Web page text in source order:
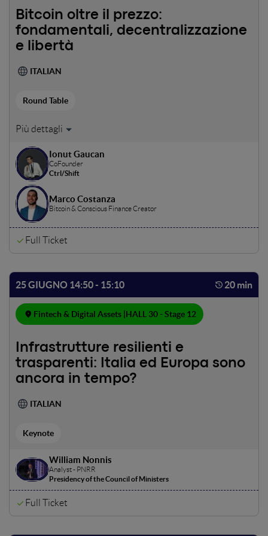
Bitcoin oltre il prezzo:
fondamentali, decentralizzazione
e libertà
ITALIAN
Round Table
Un panel per tornare ai principi di Bitcoin: scarsità,
tempo. Un confronto per capire perché BTC non è solo un
asset, ma un protocollo e un cambiamento di paradigma.
Ionut Gaucan
CoFounder
Ctrl/Shift
Marco Costanza
Bitcoin & Conscious Finance Creator
Full Ticket
25 GIUGNO 14:50 - 15:10 20 min
Fintech & Digital Assets | HALL 30 - Stage 12
Infrastrutture resilienti e
trasparenti: Italia ed Europa sono
ancora in tempo?
ITALIAN
Keynote
William Nonnis
Analyst - PNRR
Presidency of the Council of Ministers
Full Ticket